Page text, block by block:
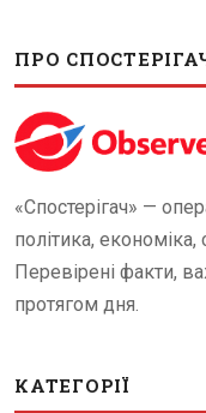
ПРО
«Спостерігач» —
політика, економіка,
Перевірені факти,
протягом дня.
КАТЕГОРІЇ